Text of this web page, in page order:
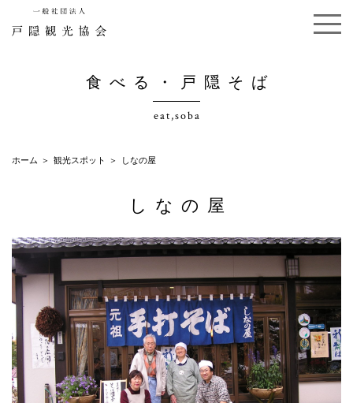
食べる・戸隠そば
eat,soba
ホーム 観光スポット しなの屋
しなの屋